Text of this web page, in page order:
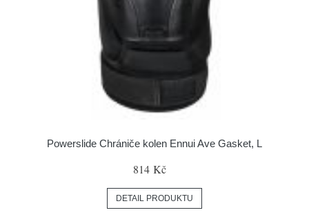
Powerslide Chrániče kolen Ennui Ave Gasket, L
814 Kč
DETAIL PRODUKTU